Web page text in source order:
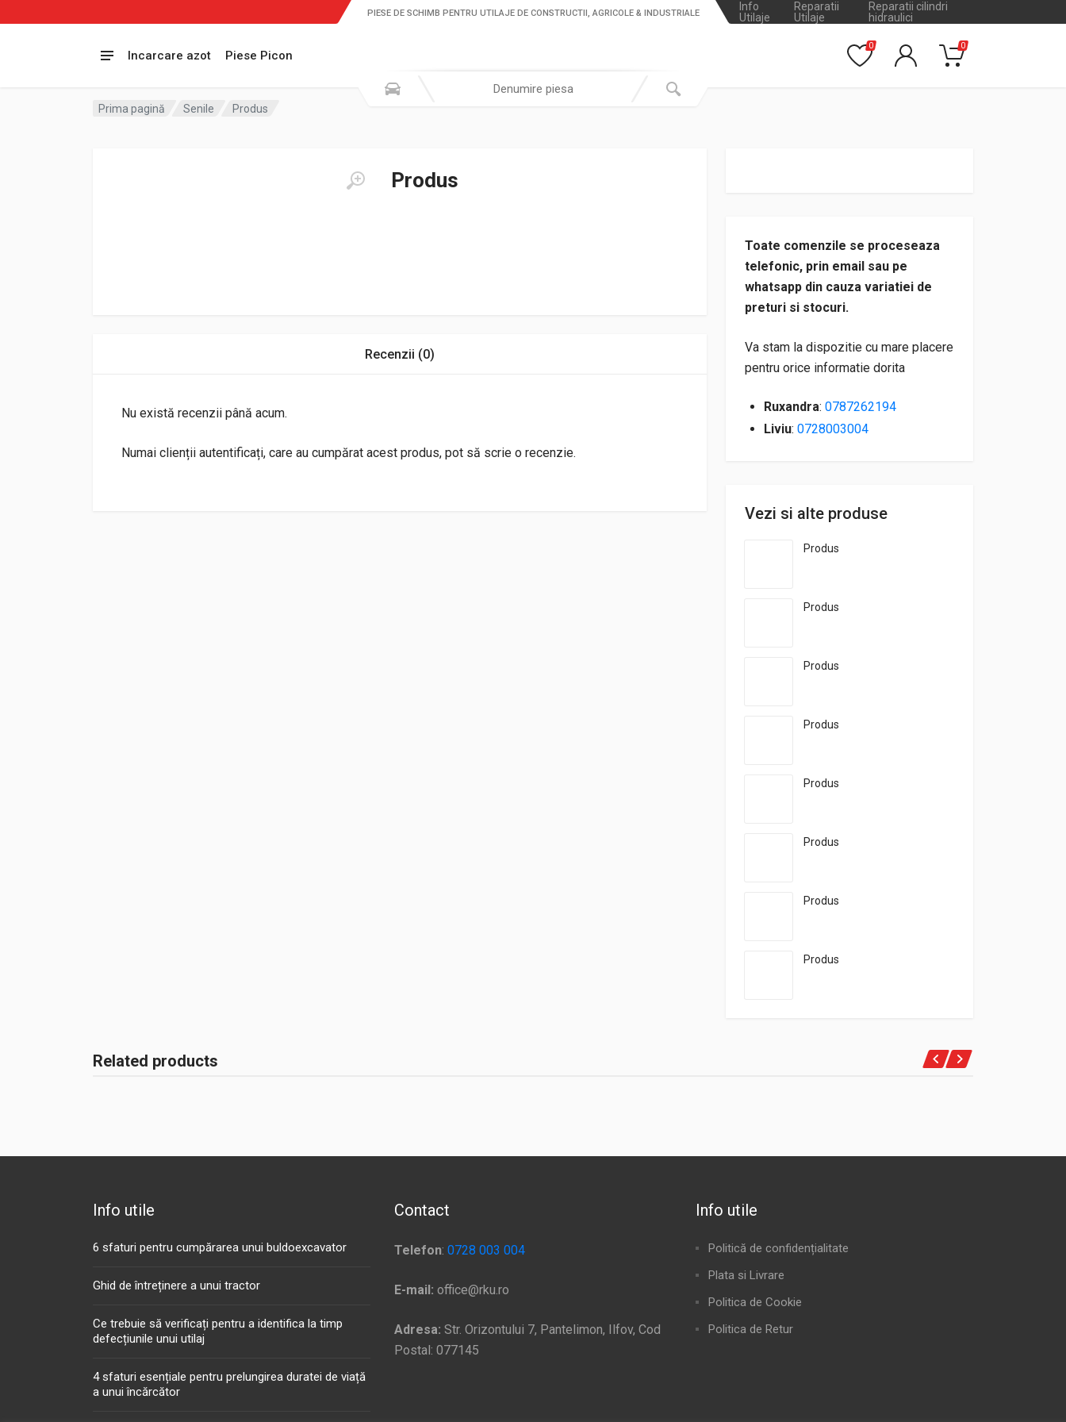
Info
Utilaje
Reparatii
Utilaje
Reparatii cilindri
hidraulici
Incarcare azot Piese Picon
PIESE DE SCHIMB PENTRU UTILAJE DE CONSTRUCTII, AGRICOLE & INDUSTRIALE
0 0
Prima pagină Senile Produs
Produs
Toate comenzile se proceseaza
telefonic, prin email sau pe
whatsapp din cauza variatiei de
preturi si stocuri.
Va stam la dispozitie cu mare placere
pentru orice informatie dorita
Ruxandra: 0787262194
Liviu: 0728003004
Vezi si alte produse
Produs
Produs
Produs
Produs
Produs
Produs
Produs
Produs
Recenzii (0)
Nu există recenzii până acum.
Numai clienții autentificați, care au cumpărat acest produs, pot să scrie o recenzie.
Related products
Info utile
6 sfaturi pentru cumpărarea unui buldoexcavator
Ghid de întreținere a unui tractor
Ce trebuie să verificați pentru a identifica la timp
defecțiunile unui utilaj
4 sfaturi esențiale pentru prelungirea duratei de viață
a unui încărcător
Contact
Telefon: 0728 003 004
E-mail: office@rku.ro
Adresa: Str. Orizontului 7, Pantelimon, Ilfov, Cod
Postal: 077145
Info utile
Politică de confidențialitate
Plata si Livrare
Politica de Cookie
Politica de Retur